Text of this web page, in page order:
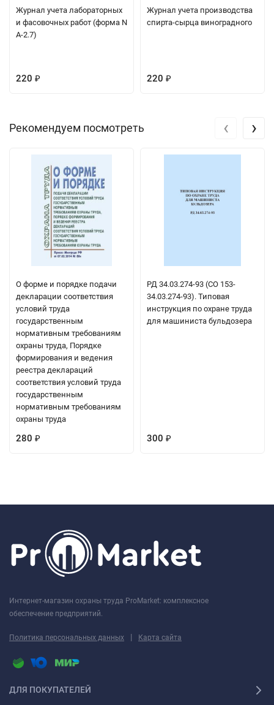
Журнал учета лабораторных
и фасовочных работ (форма N
А-2.7)
220 ₽
Журнал учета производства
спирта-сырца виноградного
220 ₽
Рекомендуем посмотреть
О форме и порядке подачи
декларации соответствия
условий труда
государственным
нормативным требованиям
охраны труда, Порядке
формирования и ведения
реестра деклараций
соответствия условий труда
государственным
нормативным требованиям
охраны труда
280 ₽
РД 34.03.274-93 (СО 153-
34.03.274-93). Типовая
инструкция по охране труда
для машиниста бульдозера
300 ₽
‹ ›
Интернет-магазин охраны труда ProMarket: комплексное
обеспечение предприятий.
Политика персональных данных | Карта сайта
ДЛЯ ПОКУПАТЕЛЕЙ